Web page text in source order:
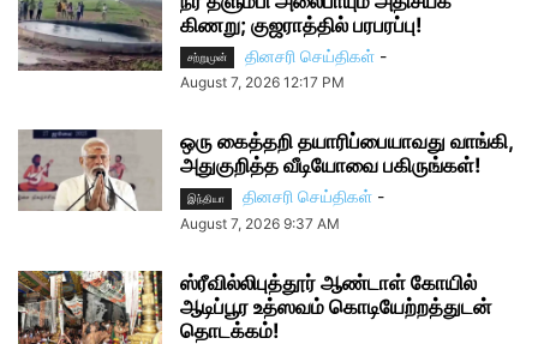
கிணறு; குஜராத்தில் பரபரப்பு!
சற்றுமுன் தினசரி செய்திகள் -
August 7, 2026 12:17 PM
ஒரு கைத்தறி தயாரிப்பையாவது வாங்கி,
அதுகுறித்த வீடியோவை பகிருங்கள்!
இந்தியா தினசரி செய்திகள் -
August 7, 2026 9:37 AM
ஸ்ரீவில்லிபுத்தூர் ஆண்டாள் கோயில்
ஆடிப்பூர உத்ஸவம் கொடியேற்றத்துடன்
தொடக்கம்!